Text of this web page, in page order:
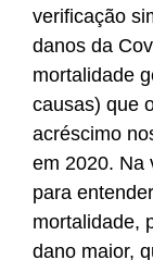
verificação
danos da
mortalidade
causas) que
acréscimo
em 2020. Na
para
mortalidade,
dano maior,